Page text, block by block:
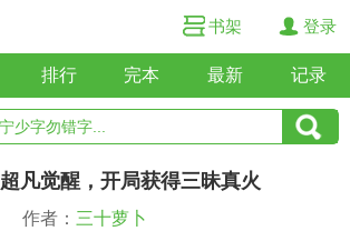
书架 登录
排行 完本 最新 记录
超凡觉醒，开局获得三昧真火
作者： 三十萝卜